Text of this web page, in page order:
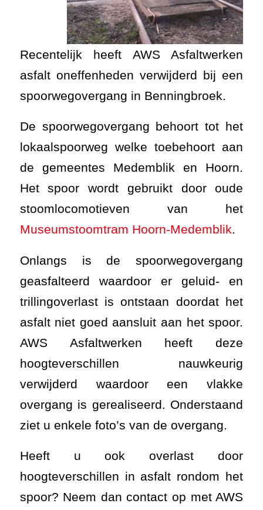
Recentelijk heeft AWS Asfaltwerken
asfalt oneffenheden verwijderd bij een
spoorwegovergang in Benningbroek.
De spoorwegovergang behoort tot het
lokaalspoorweg welke toebehoort aan
de gemeentes Medemblik en Hoorn.
Het spoor wordt gebruikt door oude
stoomlocomotieven van het
Museumstoomtram Hoorn-Medemblik.
Onlangs is de spoorwegovergang
geasfalteerd waardoor er geluid- en
trillingoverlast is ontstaan doordat het
asfalt niet goed aansluit aan het spoor.
AWS Asfaltwerken heeft deze
hoogteverschillen nauwkeurig
verwijderd waardoor een vlakke
overgang is gerealiseerd. Onderstaand
ziet u enkele foto’s van de overgang.
Heeft u ook overlast door
hoogteverschillen in asfalt rondom het
spoor? Neem dan contact op met AWS